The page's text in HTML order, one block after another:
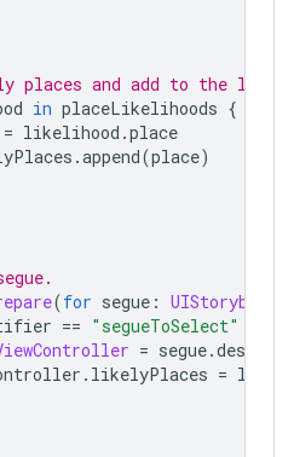
places and add to the list.
in placeLikelihoods {
= likelihood .place
.append(place)
(for segue :
== "segueToSelect"
= segue.
. likelyPlaces =